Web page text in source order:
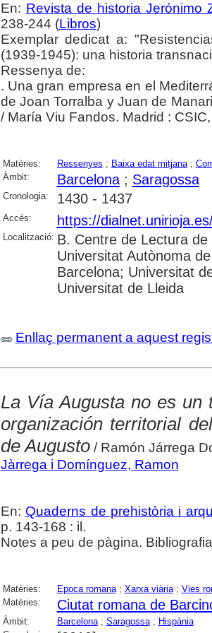
En: Revista de historia Jerónimo
238-244 (Libros)
Exemplar dedicat a:
(1939-1945): una historia
Ressenya de:
. Una gran empresa en el
de Joan Torralba y Juan de
/ María Viu Fandos. Madrid :
Matèries: Ressenyes ; Baixa edat mitjana;
Àmbit:
Barcelona; Saragossa
Cronologia: 1430 - 1437
Accés: https://
Localització: B. Centre de Lectura
Universitat Autònoma
Barcelona; Universitat
Universitat de Lleida
Enllaç permanent a aquest
La Vía Augusta no es un
organización territorial
de Augusto/ Ramón Járrega
Jàrrega i Domínguez, Ramon
En: Quaderns de prehistòria i
p. 143-168 : il.
Notes a peu de pàgina.
Matèries: Epoca romana; Xarxa viària; Vies
Matèries:
Ciutat romana de
Àmbit: Barcelona; Saragossa; Hispània